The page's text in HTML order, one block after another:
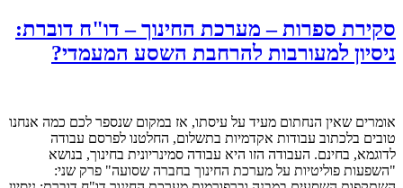
סקירת ספרות – מערכת החינוך – דו"ח דוברת:
ניסיון למעורבות להרחבת השסע המעמדי?
אומרים שאין הנחתום מעיד על עיסתו, אז במקום שנספר לכם כמה אנחנו
טובים בלכתוב עבודות אקדמיות בתשלום, החלטנו לפרסם עבודה
לדוגמא, בחינם. העבודה הזו היא עבודה סמינריונית בחינוך, בנושא
"השפעות פוליטיות על מערכת החינוך בחברה שסועה" פרק שני: